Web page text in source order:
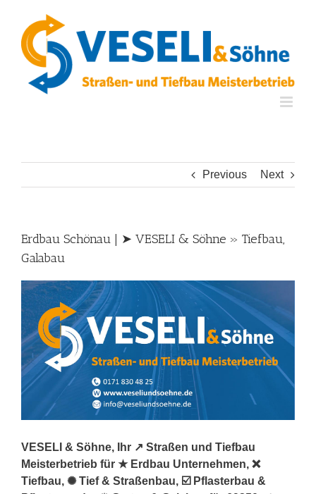
content
Previous Next
Erdbau Schönau | ➤ VESELI & Söhne » Tiefbau,
Galabau
VESELI & Söhne, Ihr ↗️ Straßen und Tiefbau
Meisterbetrieb für ★ Erdbau Unternehmen, ❌
Tiefbau, ✺ Tief & Straßenbau, ☑️ Pflasterbau &